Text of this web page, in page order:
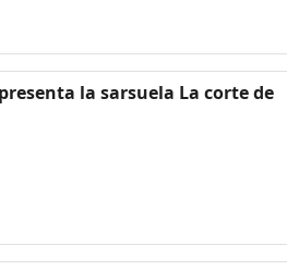
la sarsuela La corte de